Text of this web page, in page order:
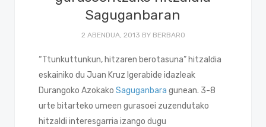
Saguganbaran
2 ABENDUA, 2013 BY BERBARO
“Ttunkuttunkun, hitzaren berotasuna” hitzaldia
eskainiko du Juan Kruz Igerabide idazleak
Durangoko Azokako Saguganbara gunean. 3-8
urte bitarteko umeen gurasoei zuzendutako
hitzaldi interesgarria izango dugu